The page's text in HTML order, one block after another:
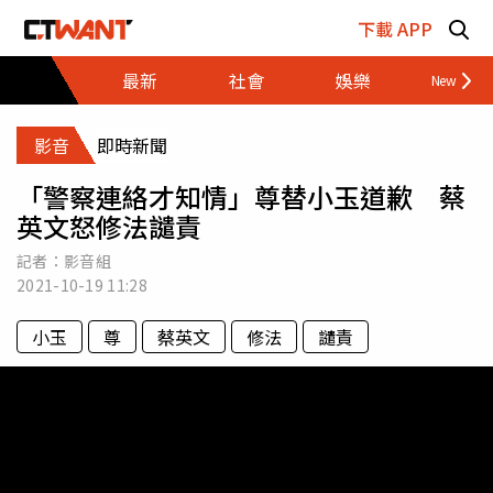
下載 APP
最新
社會 娛樂 財經
影音 即時新聞
「警察連絡才知情」尊替小玉道歉 蔡
英文怒修法譴責
記者：影音組
2021-10-19 11:28
小玉 尊 蔡英文 修法 譴責